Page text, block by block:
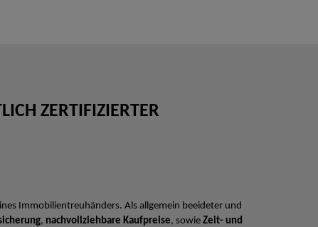
ZERTIFIZIERTER
Immobilientreuhänders. Als allgemein beeideter und
, nachvollziehbare Kaufpreise, sowie Zeit- und